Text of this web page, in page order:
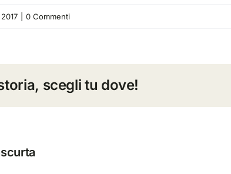
0 Commenti
scegli tu dove!